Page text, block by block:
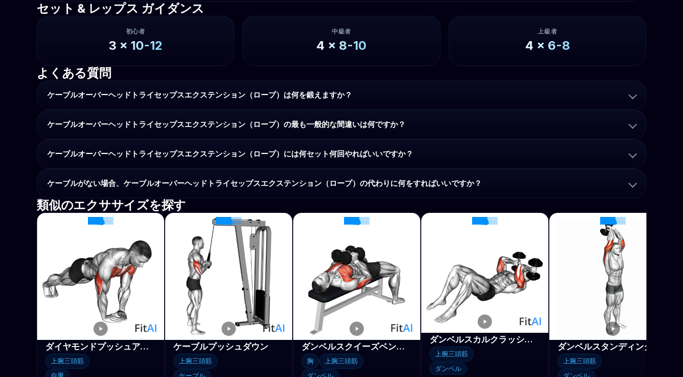
セット & レップス ガイダンス
初心者
3 x 10-12
中級者
4 x 8-10
上級者
4 x 6-8
よくある質問
ケーブルオーバーヘッドトライセップスエクステンション（ロープ）は何を鍛えますか？
ケーブルオーバーヘッドトライセップスエクステンション（ロープ）の最も一般的な間違いは何ですか？
ケーブルオーバーヘッドトライセップスエクステンション（ロープ）には何セット何回やればいいですか？
ケーブルがない場合、ケーブルオーバーヘッドトライセップスエクステンション（ロープ）の代わりに何をすればいいですか？
類似のエクササイズを探す
ダイヤモンドプッシュアップ
上腕三頭筋
ケーブルプッシュダウン
上腕三頭筋
ダンベルスクイーズベンチプレス
胸
上腕三頭筋
ダンベルスカルクラッシャーオンフロア
上腕三頭筋
ダンベル
上腕三頭筋